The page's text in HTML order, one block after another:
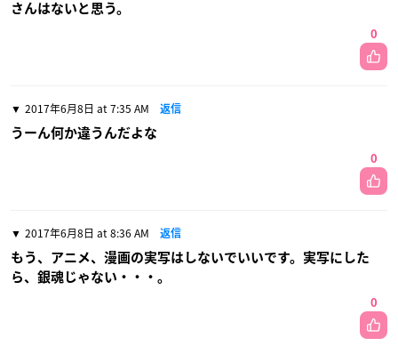
さんはないと思う。
0
2017年6月8日 at 7:35 AM 返信
うーん何か違うんだよな
0
2017年6月8日 at 8:36 AM 返信
もう、アニメ、漫画の実写はしないでいいです。実写にした
ら、銀魂じゃない・・・。
0